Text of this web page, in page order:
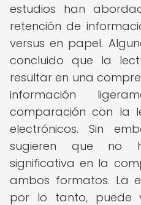
estudios han
retención de
versus en papel.
concluido que la
resultar en una
información
comparación con la
electrónicos. Sin
sugieren que no
significativa en la
ambos formatos. La
por lo tanto, puede